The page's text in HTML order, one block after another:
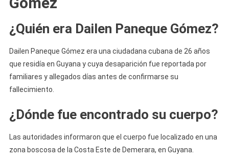
¿Quién era Dailen Paneque Gómez?
Dailen Paneque Gómez era una ciudadana cubana de 26 años
que residía en Guyana y cuya desaparición fue reportada por
familiares y allegados días antes de confirmarse su
fallecimiento.
¿Dónde fue encontrado su cuerpo?
Las autoridades informaron que el cuerpo fue localizado en una
zona boscosa de la Costa Este de Demerara, en Guyana.